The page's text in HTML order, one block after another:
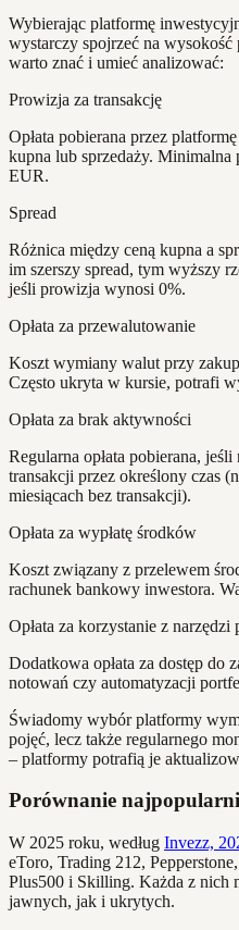
Wybierając platformę
wystarczy spojrzeć na
warto znać i umieć analizować:
Prowizja za transakcję
Opłata pobierana przez
kupna lub sprzedaży. Minimalna
EUR.
Spread
Różnica między ceną kupna a
im szerszy spread, tym wyższy
jeśli prowizja wynosi 0%.
Opłata za przewalutowanie
Koszt wymiany walut przy
Często ukryta w kursie, potrafi
Opłata za brak aktywności
Regularna opłata pobierana,
transakcji przez określony czas
miesiącach bez transakcji).
Opłata za wypłatę środków
Koszt związany z przelewem
rachunek bankowy inwestora.
Opłata za korzystanie z narzędzi
Dodatkowa opłata za dostęp do
notowań czy automatyzacji
Świadomy wybór platformy
pojęć, lecz także regularnego
– platformy potrafią je
Porównanie
W 2025 roku, według Invezz,
eToro, Trading 212,
Plus500 i Skilling. Każda z nich
jawnych, jak i ukrytych.